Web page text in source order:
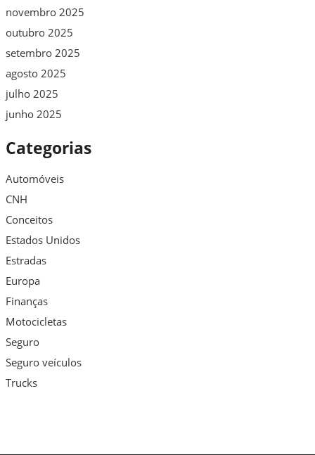
novembro 2025
outubro 2025
setembro 2025
agosto 2025
julho 2025
junho 2025
Categorias
Automóveis
CNH
Conceitos
Estados Unidos
Estradas
Europa
Finanças
Motocicletas
Seguro
Seguro veículos
Trucks